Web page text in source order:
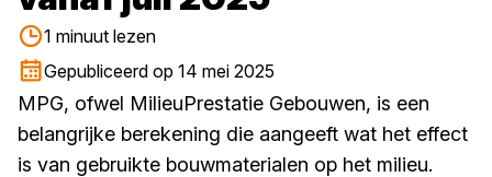
1 minuut lezen
Gepubliceerd op 14 mei 2025
MPG, ofwel MilieuPrestatie Gebouwen, is een
belangrijke berekening die aangeeft wat het effect
is van gebruikte bouwmaterialen op het milieu.